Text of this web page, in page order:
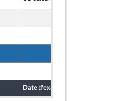
Date d'examen